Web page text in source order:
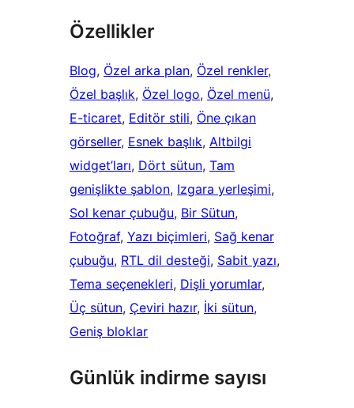
Özellikler
Blog, Özel arka plan, Özel renkler
Özel başlık, Özel logo, Özel menü
E-ticaret, Editör stili, Öne çıkan
görseller, Esnek başlık, Altbilgi
widget’ları, Dört sütun, Tam
genişlikte şablon, Izgara yerleşimi
Sol kenar çubuğu, Bir Sütun
Fotoğraf, Yazı biçimleri, Sağ kenar
çubuğu, RTL dil desteği, Sabit yazı
Tema seçenekleri, Dişli yorumlar
Üç sütun, Çeviri hazır, İki sütun
Geniş bloklar
Günlük indirme sayısı